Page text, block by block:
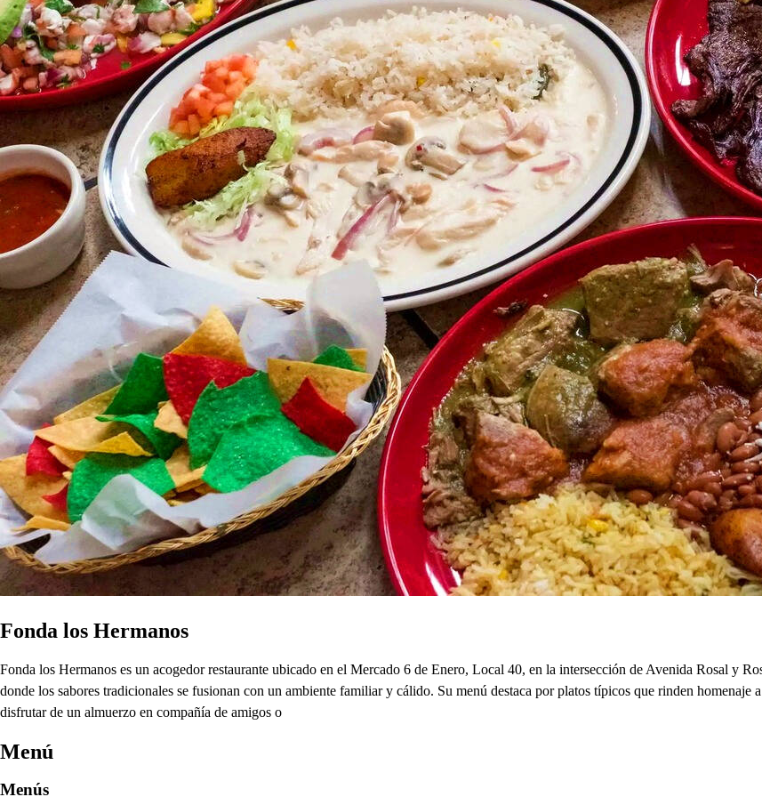
Fonda los Hermanos
Fonda los Hermanos es un acogedor restaurante ubicado en el Mercado 6 de Enero, Local 40, en la intersección de Avenida Rosal y
donde los sabores tradicionales se fusionan con un ambiente familiar y cálido. Su menú destaca por platos típicos que rinden
disfrutar de un almuerzo en compañía de amigos o
Menú
Menús